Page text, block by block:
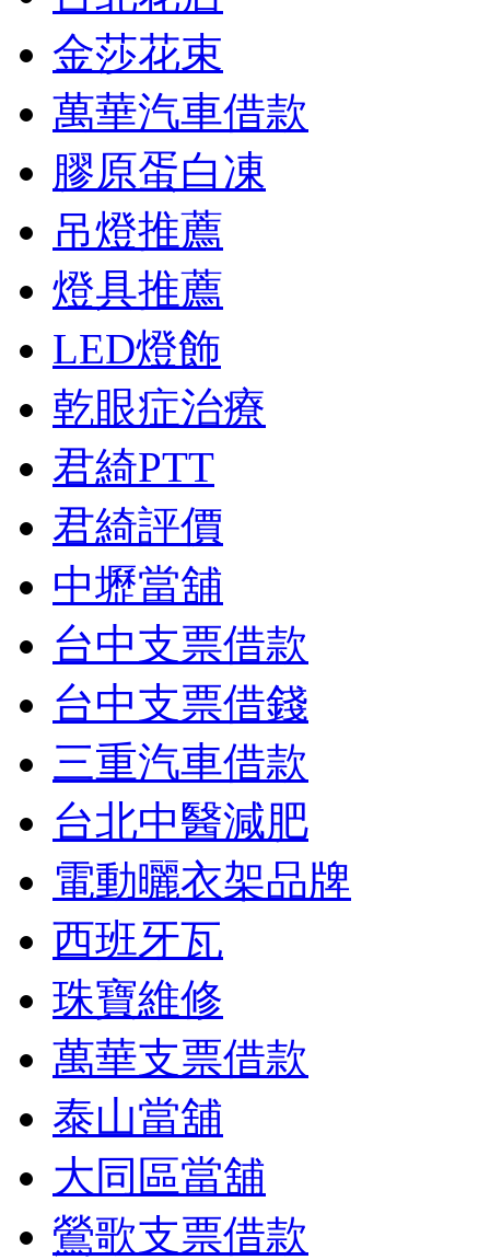
金莎花束
萬華汽車借款
膠原蛋白凍
吊燈推薦
燈具推薦
LED燈飾
乾眼症治療
君綺PTT
君綺評價
中壢當舖
台中支票借款
台中支票借錢
三重汽車借款
台北中醫減肥
電動曬衣架品牌
西班牙瓦
珠寶維修
萬華支票借款
泰山當舖
大同區當舖
鶯歌支票借款